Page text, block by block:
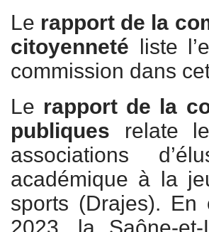
Le rapport de la
citoyenneté liste
commission dans
Le rapport de la
publiques relate
associations
académique à la
sports (Drajes). En